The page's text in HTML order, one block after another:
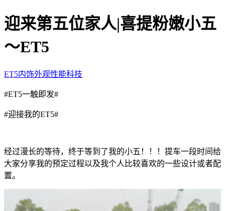
迎来第五位家人|喜提粉嫩小五
～ET5
ET5内饰外观性能科技
#ET5一触即发#
#迎接我的ET5#
经过漫长的等待，终于等到了我的小五！！！提车一段时间给
大家分享我的预定过程以及我个人比较喜欢的一些设计或者配
置。